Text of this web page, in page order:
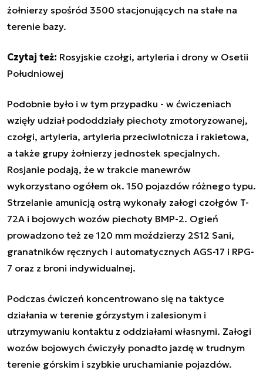
żołnierzy spośród 3500 stacjonujących na stałe na
terenie bazy.
Czytaj też: Rosyjskie czołgi, artyleria i drony w Osetii
Południowej
Podobnie było i w tym przypadku - w ćwiczeniach
wzięły udział pododdziały piechoty zmotoryzowanej,
czołgi, artyleria, artyleria przeciwlotnicza i rakietowa,
a także grupy żołnierzy jednostek specjalnych.
Rosjanie podają, że w trakcie manewrów
wykorzystano ogółem ok. 150 pojazdów różnego typu.
Strzelanie amunicją ostrą wykonały załogi czołgów T-
72A i bojowych wozów piechoty BMP-2. Ogień
prowadzono też ze 120 mm moździerzy 2S12 Sani,
granatników ręcznych i automatycznych AGS-17 i RPG-
7 oraz z broni indywidualnej.
Podczas ćwiczeń koncentrowano się na taktyce
działania w terenie górzystym i zalesionym i
utrzymywaniu kontaktu z oddziałami własnymi. Załogi
wozów bojowych ćwiczyły ponadto jazdę w trudnym
terenie górskim i szybkie uruchamianie pojazdów.